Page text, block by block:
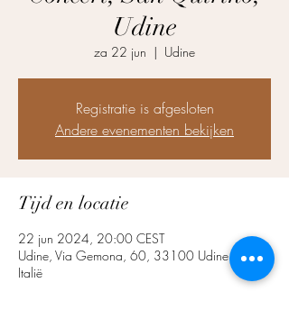
Udine
za 22 jun
  |
Udine
Registratie is afgesloten
Andere evenementen bekijken
Tijd en locatie
22 jun 2024, 20:00 CEST
Udine, Via Gemona, 60, 33100 Udine UD,
Italië